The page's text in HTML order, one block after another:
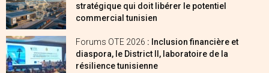
stratégique qui doit libérer le potentiel
commercial tunisien
Forums OTE 2026 : Inclusion financière et
diaspora, le District II, laboratoire de la
résilience tunisienne